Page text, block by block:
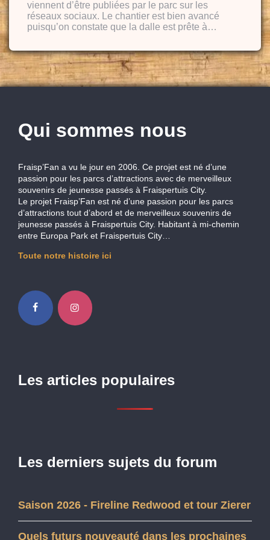
viennent d’être publiées par le parc sur les
réseaux sociaux. Le chantier est bien avancé
puisqu’on constate que la dalle est prête à…
Qui sommes nous
Fraisp’Fan a vu le jour en 2006. Ce projet est né d’une
passion pour les parcs d’attractions avec de merveilleux
souvenirs de jeunesse passés à Fraispertuis City.
Le projet Fraisp’Fan est né d’une passion pour les parcs
d’attractions tout d’abord et de merveilleux souvenirs de
jeunesse passés à Fraispertuis City. Habitant à mi-chemin
entre Europa Park et Fraispertuis City…
Toute notre histoire ici
Les articles populaires
Les derniers sujets du forum
Saison 2026 - Fireline Redwood et tour Zierer
Quels futurs nouveauté dans les prochaines